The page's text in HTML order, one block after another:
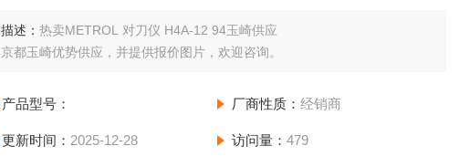
描述：热卖METROL 对刀仪 H4A-12 94玉崎供应
京都玉崎优势供应，并提供报价图片，欢迎咨询。
产品型号： 厂商性质： 经销商
更新时间： 2025-12-28 访问量： 479